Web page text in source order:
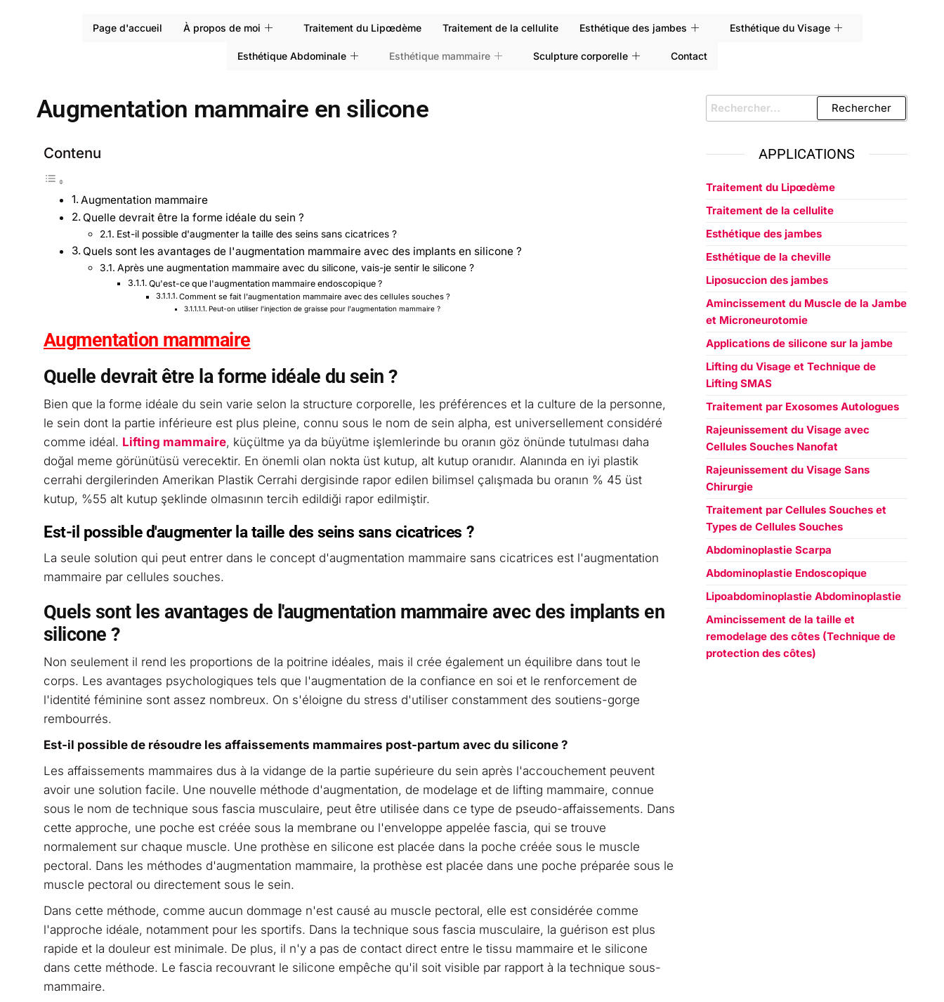
Page d'accueil À propos de moi Traitement du Lipœdème Traitement de la cellulite Esthétique des jambes Esthétique du Visage
Esthétique Abdominale Esthétique mammaire Sculpture corporelle Contact
Augmentation mammaire en silicone
Contenu
Augmentation mammaire
Quelle devrait être la forme idéale du sein ?
Est-il possible d'augmenter la taille des seins sans cicatrices ?
Quels sont les avantages de l'augmentation mammaire avec des implants en silicone ?
Après une augmentation mammaire avec du silicone, vais-je sentir le silicone ?
Qu'est-ce que l'augmentation mammaire endoscopique ?
Comment se fait l'augmentation mammaire avec des cellules souches ?
Peut-on utiliser l'injection de graisse pour l'augmentation mammaire ?
Augmentation mammaire
Quelle devrait être la forme idéale du sein ?
Bien que la forme idéale du sein varie selon la structure corporelle, les préférences et la culture de la personne,
le sein dont la partie inférieure est plus pleine, connu sous le nom de sein alpha, est universellement considéré
comme idéal. Lifting mammaire, küçültme ya da büyütme işlemlerinde bu oranın göz önünde tutulması daha
doğal meme görünütüsü verecektir. En önemli olan nokta üst kutup, alt kutup oranıdır. Alanında en iyi plastik
cerrahi dergilerinden Amerikan Plastik Cerrahi dergisinde rapor edilen bilimsel çalışmada bu oranın % 45 üst
kutup, %55 alt kutup şeklinde olmasının tercih edildiği rapor edilmiştir.
Est-il possible d'augmenter la taille des seins sans cicatrices ?
La seule solution qui peut entrer dans le concept d'augmentation mammaire sans cicatrices est l'augmentation
mammaire par cellules souches.
Quels sont les avantages de l'augmentation mammaire avec des implants en
silicone ?
Non seulement il rend les proportions de la poitrine idéales, mais il crée également un équilibre dans tout le
corps. Les avantages psychologiques tels que l'augmentation de la confiance en soi et le renforcement de
l'identité féminine sont assez nombreux. On s'éloigne du stress d'utiliser constamment des soutiens-gorge
rembourrés.
Est-il possible de résoudre les affaissements mammaires post-partum avec du silicone ?
Les affaissements mammaires dus à la vidange de la partie supérieure du sein après l'accouchement peuvent
avoir une solution facile. Une nouvelle méthode d'augmentation, de modelage et de lifting mammaire, connue
sous le nom de technique sous fascia musculaire, peut être utilisée dans ce type de pseudo-affaissements. Dans
cette approche, une poche est créée sous la membrane ou l'enveloppe appelée fascia, qui se trouve
normalement sur chaque muscle. Une prothèse en silicone est placée dans la poche créée sous le muscle
pectoral. Dans les méthodes d'augmentation mammaire, la prothèse est placée dans une poche préparée sous le
muscle pectoral ou directement sous le sein.
Dans cette méthode, comme aucun dommage n'est causé au muscle pectoral, elle est considérée comme
l'approche idéale, notamment pour les sportifs. Dans la technique sous fascia musculaire, la guérison est plus
rapide et la douleur est minimale. De plus, il n'y a pas de contact direct entre le tissu mammaire et le silicone
dans cette méthode. Le fascia recouvrant le silicone empêche qu'il soit visible par rapport à la technique sous-
mammaire.
APPLICATIONS
Traitement du Lipœdème
Traitement de la cellulite
Esthétique des jambes
Esthétique de la cheville
Liposuccion des jambes
Amincissement du Muscle de la Jambe
et Microneurotomie
Applications de silicone sur la jambe
Lifting du Visage et Technique de
Lifting SMAS
Traitement par Exosomes Autologues
Rajeunissement du Visage avec
Cellules Souches Nanofat
Rajeunissement du Visage Sans
Chirurgie
Traitement par Cellules Souches et
Types de Cellules Souches
Abdominoplastie Scarpa
Abdominoplastie Endoscopique
Lipoabdominoplastie Abdominoplastie
Amincissement de la taille et
remodelage des côtes (Technique de
protection des côtes)